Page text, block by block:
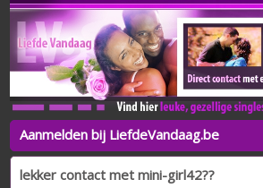
Aanmelden bij LiefdeVandaag.be
lekker contact met mini-girl42??